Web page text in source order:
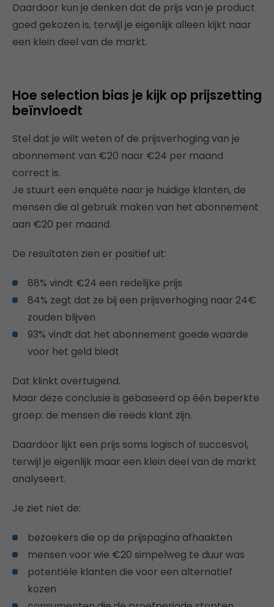
Daardoor kun je denken dat de prijs van je product
goed gekozen is, terwijl je eigenlijk alleen kijkt naar
een klein deel van de markt.
Hoe selection bias je kijk op prijszetting
beïnvloedt
Stel dat je wilt weten of de prijsverhoging van je
abonnement van €20 naar €24 per maand
correct is.
Je stuurt een enquête naar je huidige klanten, de
mensen die al gebruik maken van het abonnement
aan €20 per maand.
De resultaten zien er positief uit:
88% vindt €24 een redelijke prijs
84% zegt dat ze bij een prijsverhoging naar 24€
zouden blijven
93% vindt dat het abonnement goede waarde
voor het geld biedt
Dat klinkt overtuigend.
Maar deze conclusie is gebaseerd op één beperkte
groep: de mensen die reeds klant zijn.
Daardoor lijkt een prijs soms logisch of succesvol,
terwijl je eigenlijk maar een klein deel van de markt
analyseert.
Je ziet niet de:
bezoekers die op de prijspagina afhaakten
mensen voor wie €20 simpelweg te duur was
potentiële klanten die voor een alternatief
kozen